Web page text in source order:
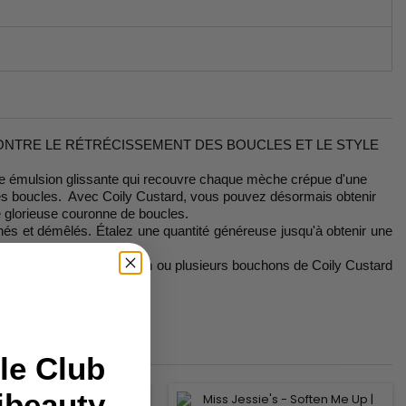
LE RÉTRÉCISSEMENT DES BOUCLES ET LE STYLE
glissante qui recouvre chaque mèche crépue d'une
boucles. Avec Coily Custard, vous pouvez désormais obtenir
couronne de boucles.
et démêlés. Étalez une quantité généreuse jusqu'à obtenir une
et appliquez un ou plusieurs bouchons de Coily Custard
Club